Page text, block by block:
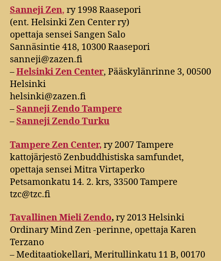
Sanneji Zen, ry 1998 Raasepori
(ent. Helsinki Zen Center ry)
opettaja sensei Sangen Salo
Sannäsintie 418, 10300 Raasepori
sanneji@zazen.fi
–Helsinki Zen Center, Pääskylänrinne 3, 00500
Helsinki
helsinki@zazen.fi
–Sanneji Zendo Tampere
–Sanneji Zendo Turku
Tampere Zen Center, ry 2007 Tampere
kattojärjestö Zenbuddhistiska samfundet,
opettaja sensei Mitra Virtaperko
Petsamonkatu 14. 2. krs, 33500 Tampere
tzc@tzc.fi
Tavallinen Mieli Zendo, ry 2013 Helsinki
Ordinary Mind Zen -perinne, opettaja Karen
Terzano
– Meditaatiokellari, Meritullinkatu 11 B, 00170